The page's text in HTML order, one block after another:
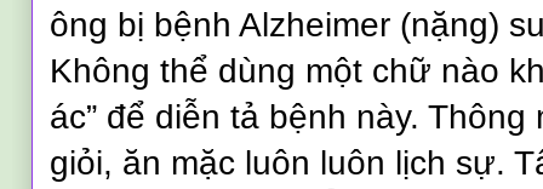
ông bị bệnh Alzheimer (nặng)
Không thể dùng một chữ nào
ác” để diễn tả bệnh này.
giỏi, ăn mặc luôn luôn lịch sự.